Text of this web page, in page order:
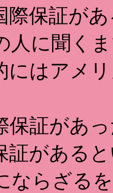
保証があ
に聞く
はアメ
証があ
があると
ならざる